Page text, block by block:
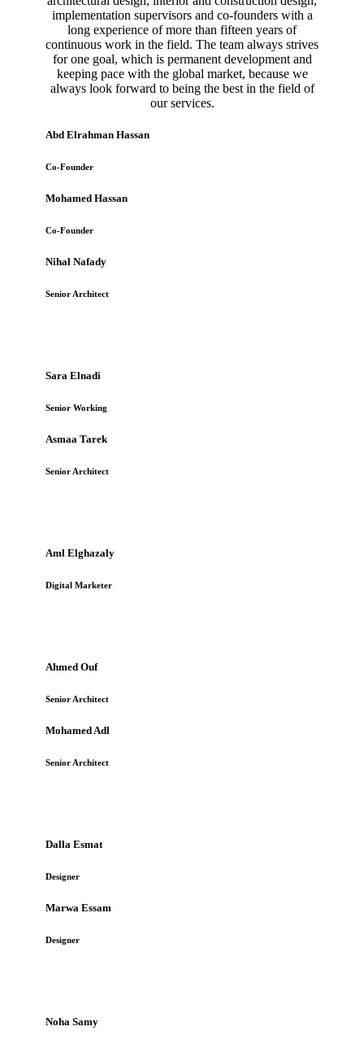
implementation supervisors and co-founders with a
long experience of more than fifteen years of
continuous work in the field. The team always strives
for one goal, which is permanent development and
keeping pace with the global market, because we
always look forward to being the best in the field of
our services.
Abd Elrahman Hassan
Co-Founder
Mohamed Hassan
Co-Founder
Nihal Nafady
Senior Architect
Sara Elnadi
Senior Working
Asmaa Tarek
Senior Architect
Aml Elghazaly
Digital Marketer
Ahmed Ouf
Senior Architect
Mohamed Adl
Senior Architect
Dalla Esmat
Designer
Marwa Essam
Designer
Noha Samy